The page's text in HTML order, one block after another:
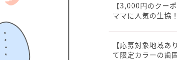
【3,000円のクーポ
ママに人気の生協
【応募対象地域あ
て限定カラーの歯